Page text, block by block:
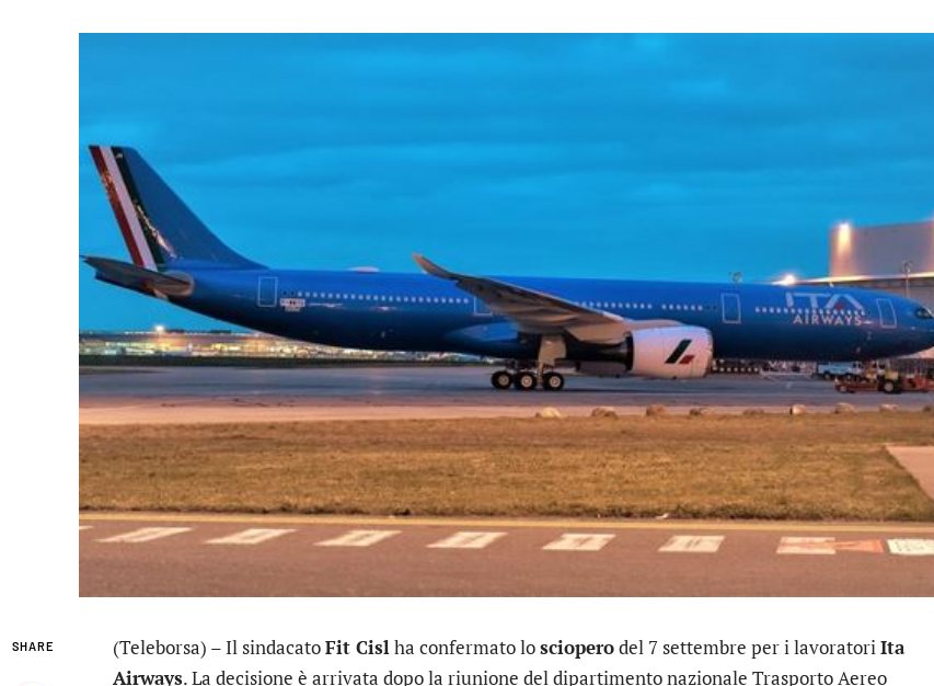
SHARE (Teleborsa) – Il sindacatoFit Cislha confermato loscioperodel 7 settembre per i lavoratoriIta
Airways. La decisione è arrivata dopo la riunione del dipartimento nazionale Trasporto Aereo